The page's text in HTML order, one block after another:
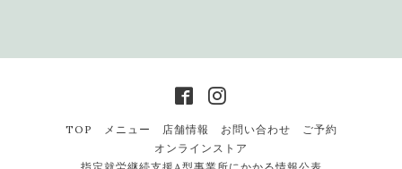
TOP メニュー 店舗情報 お問い合わせ
ご予約
オンラインストア